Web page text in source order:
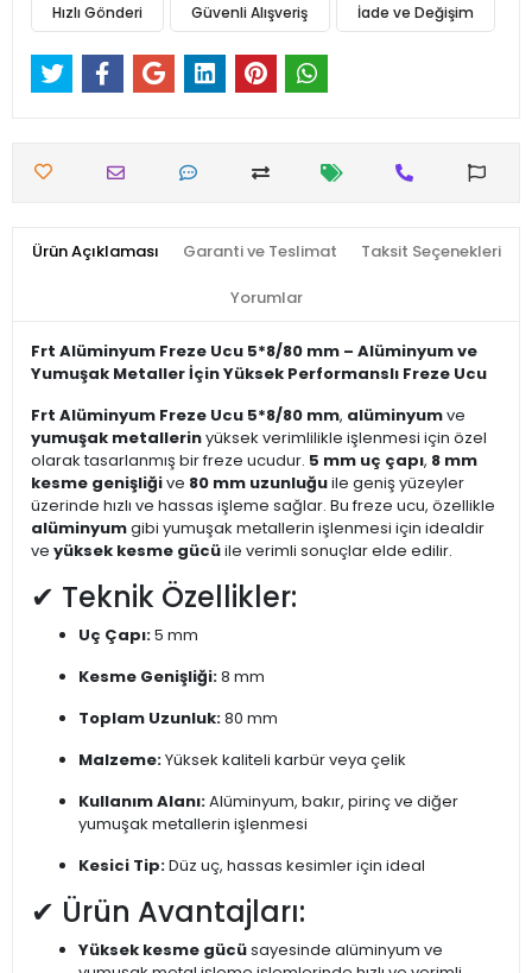
Hızlı Gönderi Güvenli Alışveriş İade ve Değişim
Ürün Açıklaması Garanti ve Teslimat Taksit Seçenekleri
Yorumlar
Frt Alüminyum Freze Ucu 5*8/80 mm – Alüminyum ve
Yumuşak Metaller İçin Yüksek Performanslı Freze Ucu
Frt Alüminyum Freze Ucu 5*8/80 mm, alüminyumve
yumuşak metallerinyüksek verimlilikle işlenmesi için özel
olarak tasarlanmış bir freze ucudur. 5 mm uç çapı, 8 mm
kesme genişliğive 80 mm uzunluğuile geniş yüzeyler
üzerinde hızlı ve hassas işleme sağlar. Bu freze ucu, özellikle
alüminyumgibi yumuşak metallerin işlenmesi için idealdir
ve yüksek kesme gücüile verimli sonuçlar elde edilir.
✔ Teknik Özellikler:
Uç Çapı:5 mm
Kesme Genişliği:8 mm
Toplam Uzunluk:80 mm
Malzeme:Yüksek kaliteli karbür veya çelik
Kullanım Alanı:Alüminyum, bakır, pirinç ve diğer
yumuşak metallerin işlenmesi
Kesici Tip:Düz uç, hassas kesimler için ideal
✔ Ürün Avantajları:
Yüksek kesme gücüsayesinde alüminyum ve